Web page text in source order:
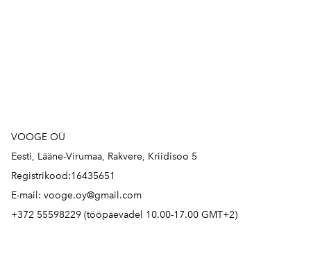
VOOGE OÜ
Eesti, Lääne-Virumaa, Rakvere, Kriidisoo 5
Registrikood:16435651
E-mail: vooge.oy@gmail.com
+372 55598229 (tööpäevadel 10.00-17.00 GMT+2)